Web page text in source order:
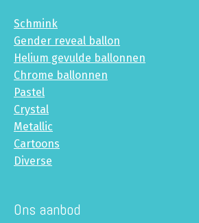
Schmink
Gender reveal ballon
Helium gevulde ballonnen
Chrome ballonnen
Pastel
Crystal
Metallic
Cartoons
Diverse
Ons aanbod